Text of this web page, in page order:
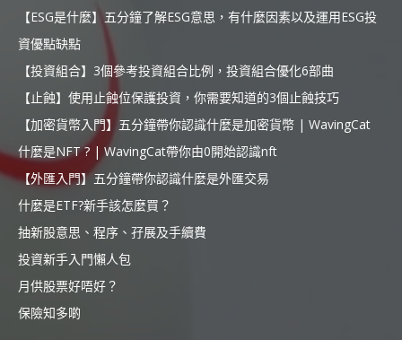
【ESG是什麼】五分鐘了解ESG意思，有什麼因素以及運用ESG投
資優點缺點
【投資組合】3個參考投資組合比例，投資組合優化6部曲
【止蝕】使用止蝕位保護投資，你需要知道的3個止蝕技巧
【加密貨幣入門】五分鐘帶你認識什麼是加密貨幣 | WavingCat
什麼是NFT ? | WavingCat帶你由0開始認識nft
【外匯入門】五分鐘帶你認識什麼是外匯交易
什麼是ETF?新手該怎麼買？
抽新股意思、程序、孖展及手續費
投資新手入門懶人包
月供股票好唔好？
保險知多啲